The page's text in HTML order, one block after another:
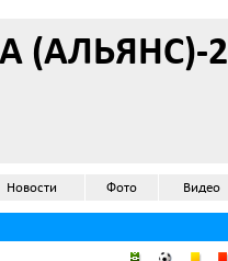
(АЛЬЯНС)-2
Новости Фото Видео